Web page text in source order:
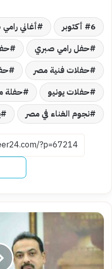
6 أكتوبر أغاني
حفل رامي صبري
حفلات فنية مصر
حفلات يونيو
حفلة
نجوم الغناء في مصر
مصر
تؤكد
خلوها
من
الإيبولا